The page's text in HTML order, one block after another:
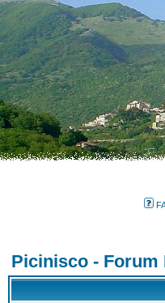
Picinisco - Forum